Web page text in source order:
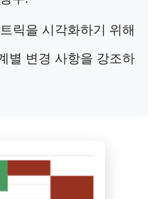
릭을 시각화하기 위해
별 변경 사항을 강조하